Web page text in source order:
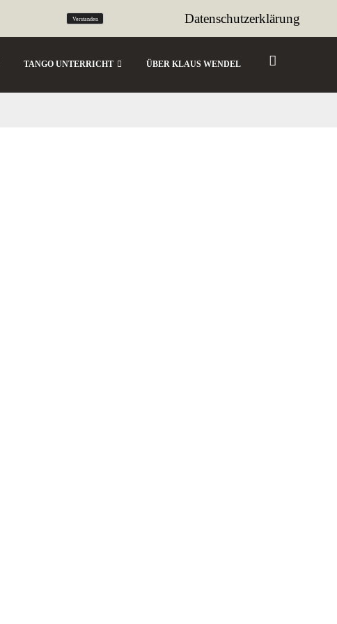
tango@sencillo.de
TANGO UNTERRICHT ÜBER KLAUS WENDEL
Verstanden Datenschutzerklärung